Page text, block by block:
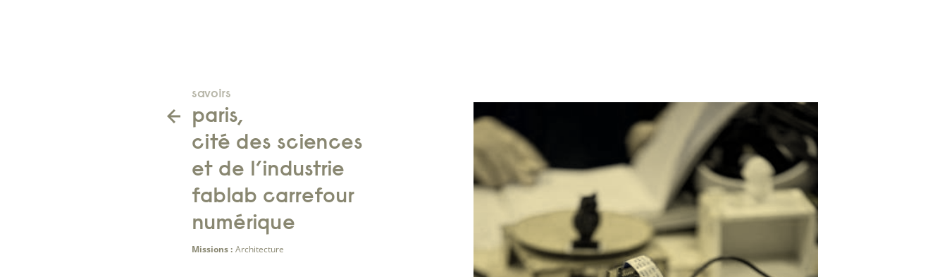
savoirs
paris,
cité des sciences
et de l’industrie
fablab carrefour
numérique
Missions : Architecture